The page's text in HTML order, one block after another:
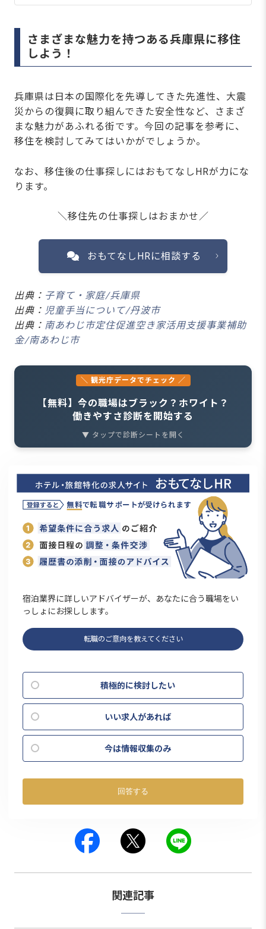
さまざまな魅力を持つある兵庫県に移住
しよう！
兵庫県は日本の国際化を先導してきた先進性、大震
災からの復興に取り組んできた安全性など、さまざ
まな魅力があふれる街です。 今回の記事を参考に、
移住を検討してみてはいかがでしょうか。
なお、移住後の仕事探しにはおもてなしHRが力にな
ります。
＼移住先の仕事探しはおまかせ／
おもてなしHRに相談する
出典： 子育て・家庭/兵庫県
出典： 児童手当について/丹波市
出典： 南あわじ市定住促進空き家活用支援事業補助
金/南あわじ市
＼ 観光庁データでチェック ／
【無料】今の職場はブラック？ホワイト？
働きやすさ診断を開始する
▼ タップで診断シートを開く
宿泊業界に詳しいアドバイザーが、あなたに合う職場をい
っしょにお探しします。
転職のご意向を教えてください
積極的に検討したい
いい求人があれば
今は情報収集のみ
回答する
関連記事